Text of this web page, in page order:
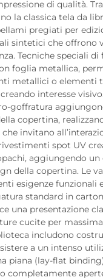
di qualità.
la classica tela da
pregiati per
sintetici che offrono
Tecniche speciali di
foglia metallica,
metallici o elementi
interesse
goffratura
copertina,
invitano
spot UV
aggiungendo un
della copertina. Le
esigenze funzionali
standard in
una presentazione
cucite per
includono
a un intenso
piana (lay-flat
completamente